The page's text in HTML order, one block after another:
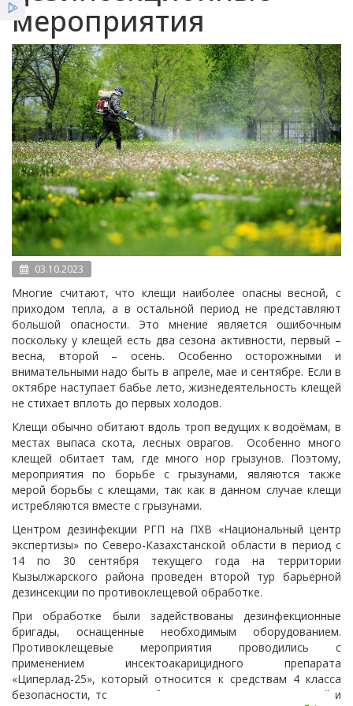
Услуги
Новости
Вестник НЦЭ
мероприятия
03.10.2023
Многие считают, что клещи наиболее опасны весной, с
приходом тепла, а в остальной период не представляют
большой опасности. Это мнение является ошибочным
поскольку у клещей есть два сезона активности, первый –
весна, второй – осень. Особенно осторожными и
внимательными надо быть в апреле, мае и сентябре. Если в
октябре наступает бабье лето, жизнедеятельность клещей
не стихает вплоть до первых холодов.
Клещи обычно обитают вдоль троп ведущих к водоёмам, в
местах выпаса скота, лесных оврагов. Особенно много
клещей обитает там, где много нор грызунов. Поэтому,
мероприятия по борьбе с грызунами, являются также
мерой борьбы с клещами, так как в данном случае клещи
истребляются вместе с грызунами.
Центром дезинфекции РГП на ПХВ «Национальный центр
экспертизы» по Северо-Казахстанской области в период с
14 по 30 сентября текущего года на территории
Кызылжарского района проведен второй тур барьерной
дезинсекции по противоклещевой обработке.
При обработке были задействованы дезинфекционные
бригады, оснащенные необходимым оборудованием.
Противоклещевые мероприятия проводились с
применением инсектоакарицидного препарата
«Циперлад-25», который относится к средствам 4 класса
безопасности, то есть – безопасны для здоровья людей и